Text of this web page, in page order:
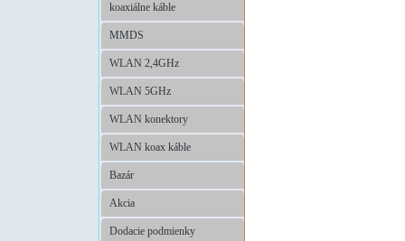
koaxiálne káble
MMDS
WLAN 2,4GHz
WLAN 5GHz
WLAN konektory
WLAN koax káble
Bazár
Akcia
Dodacie podmienky